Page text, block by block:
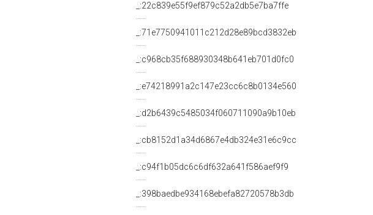
_:22c839e55f9ef879c52a2db5e7ba7ffe
_:71e7750941011c212d28e89bcd3832eb
_:c968cb35f688930348b641eb701d0fc0
_:e74218991a2c147e23cc6c8b0134e560
_:d2b6439c5485034f060711090a9b10eb
_:cb8152d1a34d6867e4db324e31e6c9cc
_:c94f1b05dc6c6df632a641f586aef9f9
_:398baedbe934168ebefa82720578b3db